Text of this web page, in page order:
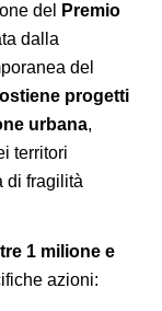
del
Premio
dalla
del
progetti
urbana,
territori
di fragilità
1 milione e
azioni: